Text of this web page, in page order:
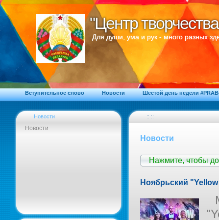
"Центр
"Центр
Для души, ума и рук - много разных
Вступительное слово Новости Шестой день недели
Новости
Новости
:: ::
Новости
Нажмите, чтобы
Ноябрьский